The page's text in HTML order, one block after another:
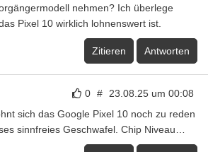
nehmen? Ich überlege
Pixel 10 wirklich lohnenswert ist.
Zitieren Antworten
0 # 23.08.25 um 00:08
sich das Google Pixel 10 noch zu reden
sinnfreies Geschwafel. Chip Niveau…